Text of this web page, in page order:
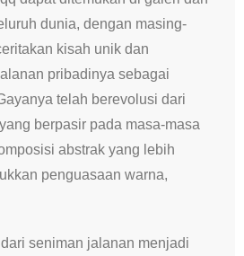
dunia, dengan masing-
kisah unik dan
pribadinya sebagai
telah berevolusi dari
berpasir pada masa-masa
abstrak yang lebih
penguasaan warna,
seniman jalanan menjadi